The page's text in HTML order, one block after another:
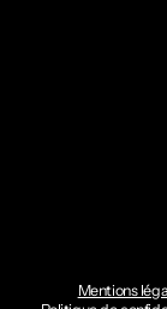
Mentions